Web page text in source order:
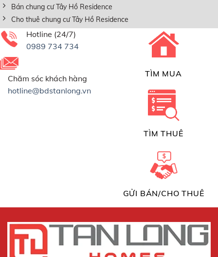
Bán chung cư Tây Hồ Residence
Cho thuê chung cư Tây Hồ Residence
Hotline (24/7)
0989 734 734
Chăm sóc khách hàng
hotline@bdstanlong.vn
TÌM MUA
TÌM THUÊ
GỬI BÁN/CHO THUÊ